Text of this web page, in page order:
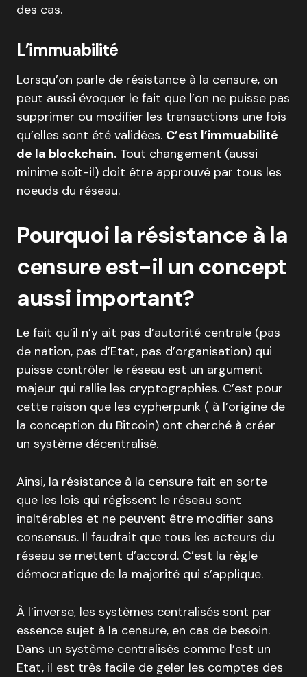
des cas.
L’immuabilité
Lorsqu’on parle de résistance à la censure, on
peut aussi évoquer le fait que l’on ne puisse pas
supprimer ou modifier les transactions une fois
qu’elles sont été validées. C’est l’immuabilité
de la blockchain. Tout changement (aussi
minime soit-il) doit être approuvé par tous les
noeuds du réseau.
Pourquoi la résistance à la
censure est-il un concept
aussi important?
Le fait qu’il n’y ait pas d’autorité centrale (pas
de nation, pas d’Etat, pas d’organisation) qui
puisse contrôler le réseau est un argument
majeur qui rallie les cryptographies. C’est pour
cette raison que les cypherpunk ( à l’origine de
la conception du Bitcoin) ont cherché à créer
un système décentralisé.
Ainsi, la résistance à la censure fait en sorte
que les lois qui régissent le réseau sont
inaltérables et ne peuvent être modifier sans
consensus. Il faudrait que tous les acteurs du
réseau se mettent d’accord. C’est la règle
démocratique de la majorité qui s’applique.
À l’inverse, les systèmes centralisés sont par
essence sujet à la censure, en cas de besoin.
Dans un système centralisés comme l’est un
Etat, il est très facile de geler les comptes des